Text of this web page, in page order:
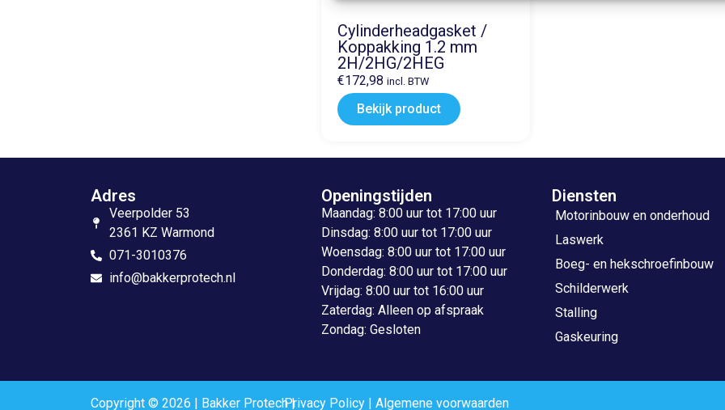
Cylinderheadgasket /
Koppakking 1.2 mm
2H/2HG/2HEG
€172,98 incl. BTW
Bekijk product
Adres
Veerpolder 53
2361 KZ Warmond
071-3010376
info@bakkerprotech.nl
Openingstijden
Maandag: 8:00 uur tot 17:00 uur
Dinsdag: 8:00 uur tot 17:00 uur
Woensdag: 8:00 uur tot 17:00 uur
Donderdag: 8:00 uur tot 17:00 uur
Vrijdag: 8:00 uur tot 16:00 uur
Zaterdag: Alleen op afspraak
Zondag: Gesloten
Diensten
Motorinbouw en onderhoud
Laswerk
Boeg- en hekschroefinbouw
Schilderwerk
Stalling
Gaskeuring
Copyright © 2026 | Bakker Protech |Privacy Policy Algemene voorwaarden